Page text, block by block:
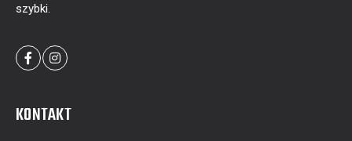
szybki.
KONTAKT